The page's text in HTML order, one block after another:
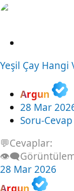
r
Yeşil Çay
Argun
28 Mar
Soru-Cevap
💬Cevaplar
28 Mar 2026